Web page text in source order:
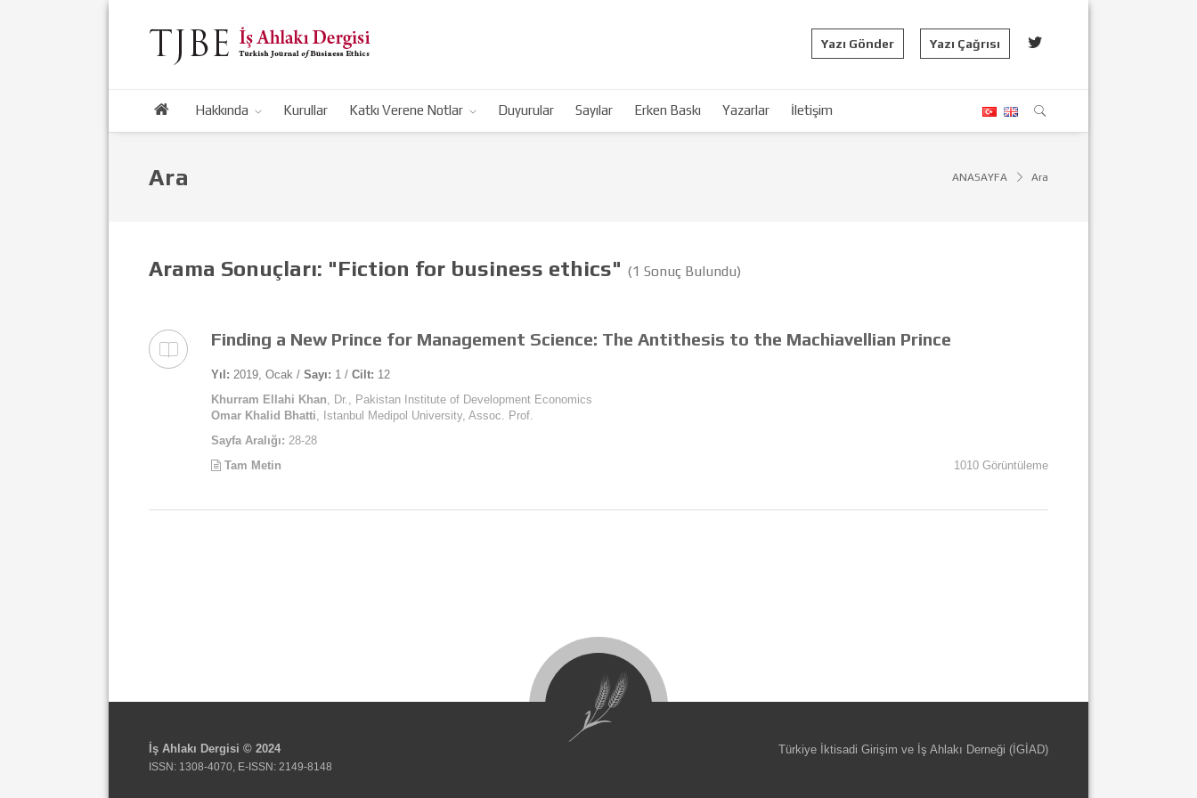
Yazı Gönder Yazı Çağrısı
Hakkında Kurullar Katkı Verene Notlar Duyurular Sayılar Erken Baskı Yazarlar İletişim
Ara ANASAYFA Ara
Arama Sonuçları: "Fiction for business ethics" (1 Sonuç Bulundu)
Finding a New Prince for Management Science: The Antithesis to the Machiavellian Prince
Yıl: 2019, Ocak / Sayı: 1 / Cilt: 12
Khurram Ellahi Khan, Dr., Pakistan Institute of Development Economics
Omar Khalid Bhatti, Istanbul Medipol University, Assoc. Prof.
Sayfa Aralığı: 28-28
Tam Metin
1010 Görüntüleme
İş Ahlakı Dergisi © 2024
ISSN: 1308-4070, E-ISSN: 2149-8148
Türkiye İktisadi Girişim ve İş Ahlakı Derneği (İGİAD)